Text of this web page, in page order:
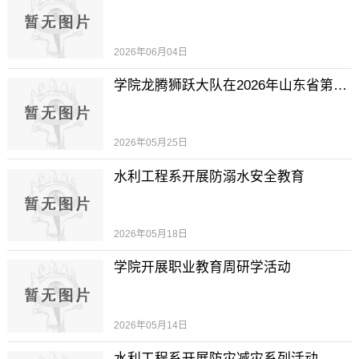
2026年06月04日
学院龙腾狮跃大队在2026年山东省第六届舞龙舞狮锦标赛中再创佳绩
2026年05月25日
水利工程系开展防溺水安全教育
2026年05月18日
学院开展职业教育周研学活动
2026年05月14日